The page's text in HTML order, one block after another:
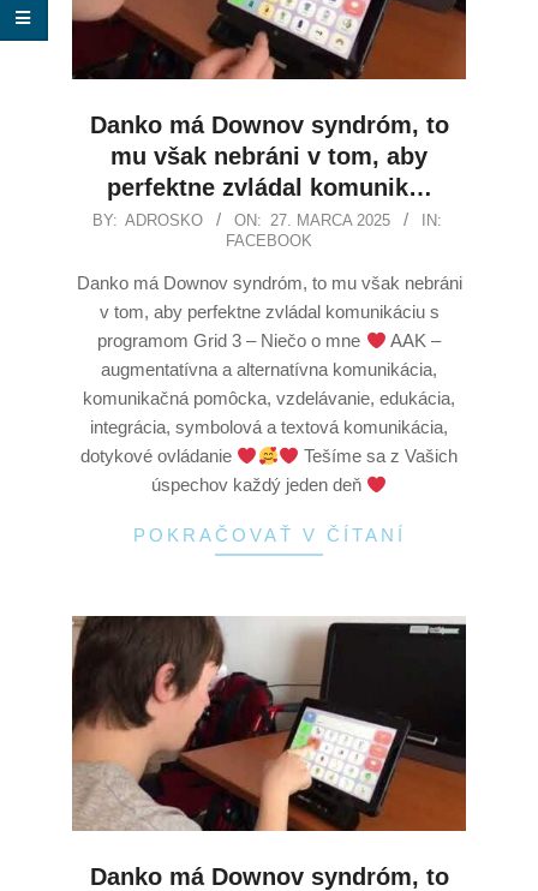
Danko má Downov syndróm, to
mu však nebráni v tom, aby
perfektne zvládal komunik…
BY: ADROSKO ON: 27. MARCA 2025
IN:
FACEBOOK
Danko má Downov syndróm, to mu však nebráni
v tom, aby perfektne zvládal komunikáciu s
programom Grid 3 – Niečo o mne
AAK –
augmentatívna a alternatívna komunikácia,
komunikačná pomôcka, vzdelávanie, edukácia,
integrácia, symbolová a textová komunikácia,
dotykové ovládanie
Tešíme sa z Vašich
úspechov každý jeden deň
POKRAČOVAŤ V ČÍTANÍ
Danko má Downov syndróm, to